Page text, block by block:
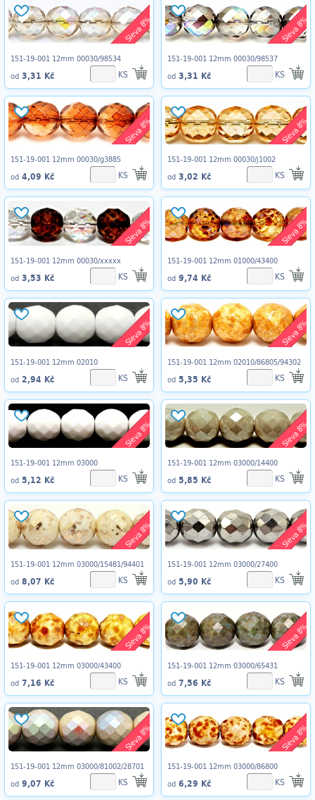
Sleva 8%
151-19-001 12mm 00030/98534
od 3,31 Kč KS
Sleva 8%
151-19-001 12mm 00030/98537
od 3,31 Kč KS
Sleva 8%
151-19-001 12mm 00030/g3885
od 4,09 Kč KS
Sleva 8%
151-19-001 12mm 00030/j1002
od 3,02 Kč KS
Sleva 8%
151-19-001 12mm 00030/xxxxx
od 3,53 Kč KS
Sleva 8%
151-19-001 12mm 01000/43400
od 9,74 Kč KS
Sleva 8%
151-19-001 12mm 02010
od 2,94 Kč KS
Sleva 8%
151-19-001 12mm 02010/86805/94302
od 5,35 Kč KS
Sleva 8%
151-19-001 12mm 03000
od 5,12 Kč KS
Sleva 8%
151-19-001 12mm 03000/14400
od 5,85 Kč KS
Sleva 8%
151-19-001 12mm 03000/15481/94401
od 8,07 Kč KS
Sleva 8%
151-19-001 12mm 03000/27400
od 5,90 Kč KS
Sleva 8%
151-19-001 12mm 03000/43400
od 7,16 Kč KS
Sleva 8%
151-19-001 12mm 03000/65431
od 7,56 Kč KS
Sleva 8%
151-19-001 12mm 03000/81002/28701
od 9,07 Kč KS
Sleva 8%
151-19-001 12mm 03000/86800
od 6,29 Kč KS